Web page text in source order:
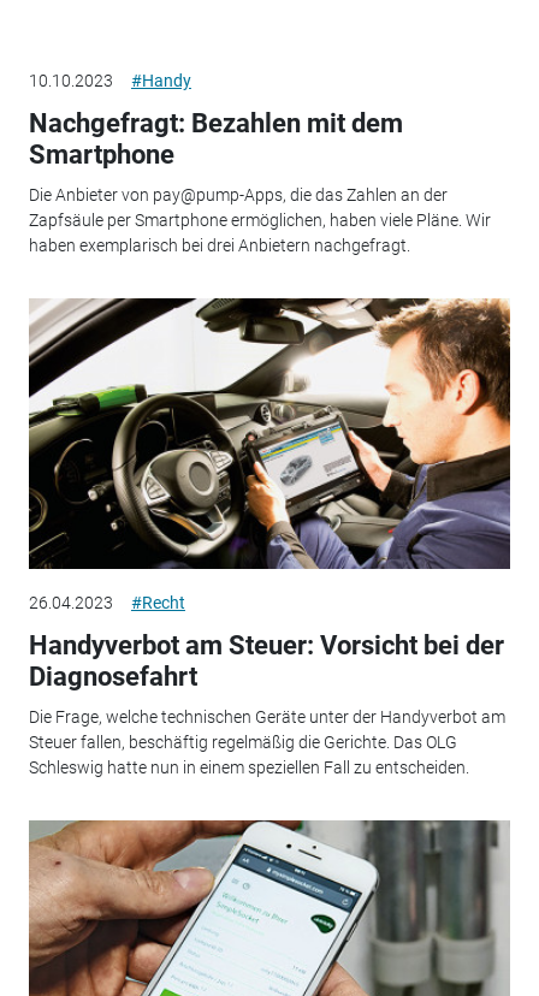
10.10.2023 #Handy
Nachgefragt: Bezahlen mit dem
Smartphone
Die Anbieter von pay@pump-Apps, die das Zahlen an der
Zapfsäule per Smartphone ermöglichen, haben viele Pläne. Wir
haben exemplarisch bei drei Anbietern nachgefragt.
26.04.2023 #Recht
Handyverbot am Steuer: Vorsicht bei der
Diagnosefahrt
Die Frage, welche technischen Geräte unter der Handyverbot am
Steuer fallen, beschäftig regelmäßig die Gerichte. Das OLG
Schleswig hatte nun in einem speziellen Fall zu entscheiden.